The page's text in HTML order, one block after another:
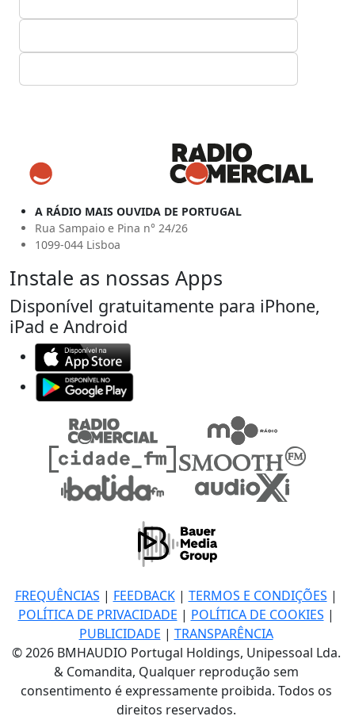
A RÁDIO MAIS OUVIDA DE PORTUGAL
Rua Sampaio e Pina n° 24/26
1099-044 Lisboa
Instale as nossas Apps
Disponível gratuitamente para iPhone,
iPad e Android
FREQUÊNCIAS | FEEDBACK| TERMOS E CONDIÇÕES |
POLÍTICA DE PRIVACIDADE | POLÍTICA DE COOKIES |
PUBLICIDADE | TRANSPARÊNCIA
© 2026 BMHAUDIO Portugal Holdings, Unipessoal Lda.
& Comandita, Qualquer reprodução sem
consentimento é expressamente proibida. Todos os
direitos reservados.